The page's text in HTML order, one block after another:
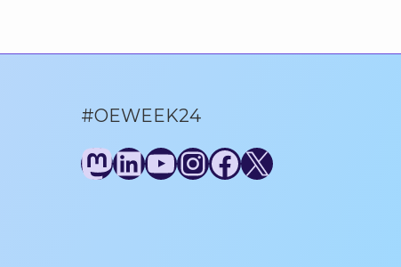
#OEWEEK24
Mastodon
LinkedIn
YouTube
Instagram
Facebook
X